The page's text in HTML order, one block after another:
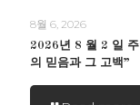
8월 6, 2026
2026년 8 월 2 일
의 믿음과 그 고백”